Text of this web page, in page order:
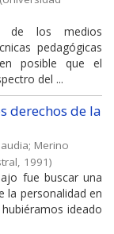
de los medios
pedagógicas
posible que el
del ...
derechos de la
; Merino
, 1991)
fue buscar una
la personalidad en
ideado